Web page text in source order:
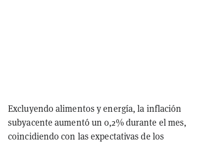
Excluyendo alimentos y energía, la inflación
subyacente aumentó un 0,2% durante el mes,
coincidiendo con las expectativas de los